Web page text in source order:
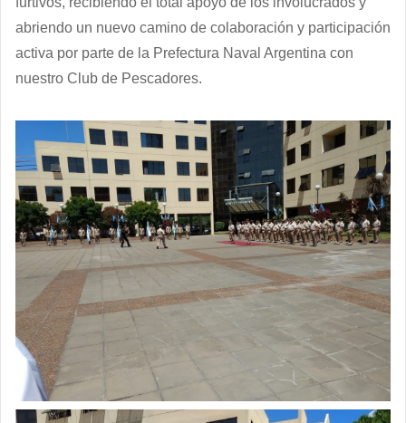
abriendo un nuevo camino de colaboración y participación
activa por parte de la Prefectura Naval Argentina con
nuestro Club de Pescadores.